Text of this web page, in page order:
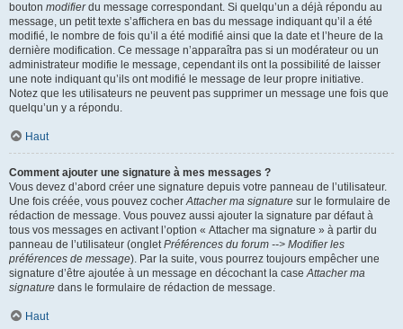
bouton modifierdu message correspondant. Si quelqu’un a déjà répondu au
message, un petit texte s’affichera en bas du message indiquant qu’il a été
modifié, le nombre de fois qu’il a été modifié ainsi que la date et l’heure de la
dernière modification. Ce message n’apparaîtra pas si un modérateur ou un
administrateur modifie le message, cependant ils ont la possibilité de laisser
une note indiquant qu’ils ont modifié le message de leur propre initiative.
Notez que les utilisateurs ne peuvent pas supprimer un message une fois que
quelqu’un y a répondu.
Haut
Comment ajouter une signature à mes messages ?
Vous devez d’abord créer une signature depuis votre panneau de l’utilisateur.
Une fois créée, vous pouvez cocherAttacher ma signature sur le formulaire de
rédaction de message. Vous pouvez aussi ajouter la signature par défaut à
tous vos messages en activant l’option « Attacher ma signature » à partir du
panneau de l’utilisateur (ongletPréférences du forum --> Modifier les
préférences de message). Par la suite, vous pourrez toujours empêcher une
signature d’être ajoutée à un message en décochant la caseAttacher ma
signature dans le formulaire de rédaction de message.
Haut